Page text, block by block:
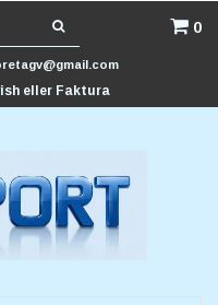
0
eller Faktura